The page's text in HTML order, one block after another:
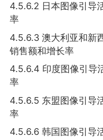
4.5.6.2 日本图像引导
率
4.5.6.3 澳大利亚和新
销售额和增长率
4.5.6.4 印度图像引导
率
4.5.6.5 东盟图像引导
率
4.5.6.6 韩国图像引导